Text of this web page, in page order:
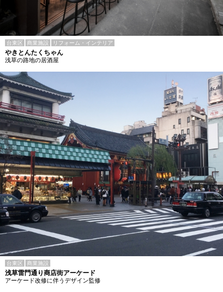
台東区 商業施設 リフォーム・インテリア
やきとんたくちゃん
浅草の路地の居酒屋
台東区 商業施設
浅草雷門通り商店街アーケード
アーケード改修に伴うデザイン監修